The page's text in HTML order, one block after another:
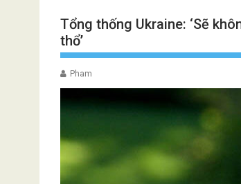
Tổng thống Ukraine: ‘Sẽ
thổ’
Pham